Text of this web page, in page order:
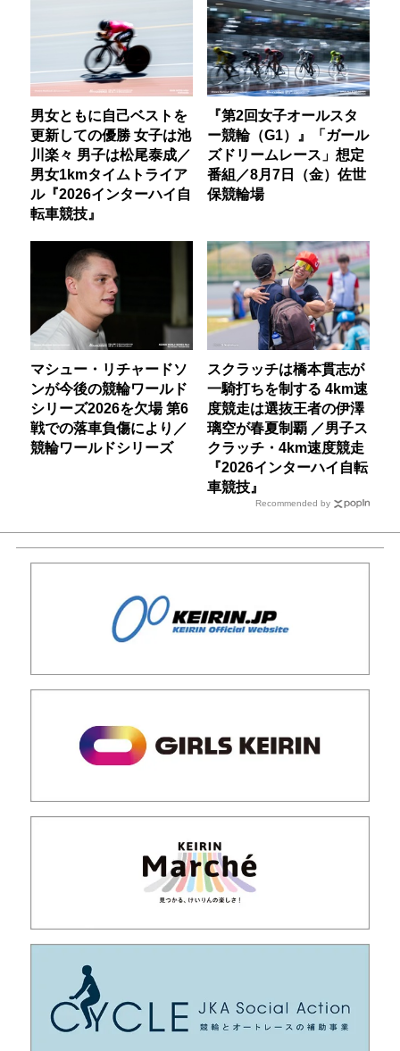
男女ともに自己ベストを
更新しての優勝 女子は池
川楽々 男子は松尾泰成／
男女1kmタイムトライア
ル『2026インターハイ自
転車競技』
『第2回女子オールスタ
ー競輪（G1）』「ガール
ズドリームレース」想定
番組／8月7日（金）佐世
保競輪場
マシュー・リチャードソ
ンが今後の競輪ワールド
シリーズ2026を欠場 第6
戦での落車負傷により／
競輪ワールドシリーズ
スクラッチは橋本貫志が
一騎打ちを制する 4km速
度競走は選抜王者の伊澤
璃空が春夏制覇 ／男子ス
クラッチ・4km速度競走
『2026インターハイ自転
車競技』
Recommended by